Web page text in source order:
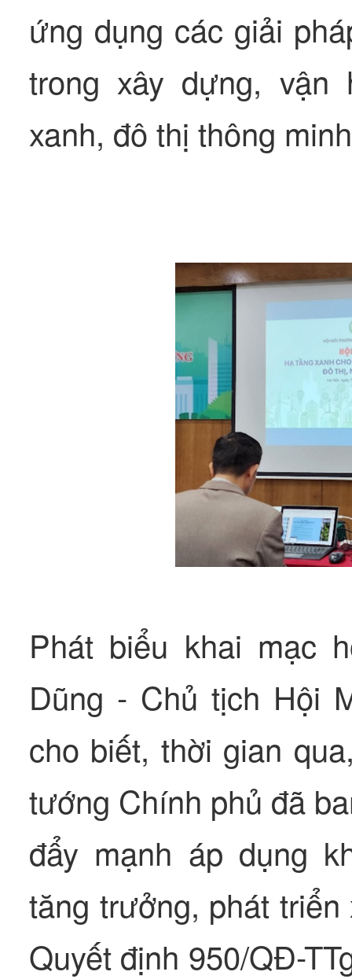
ứng dụng các giải
trong xây dựng, vận
xanh, đô thị thông
Phát biểu khai mạc
Dũng - Chủ tịch Hội
cho biết, thời gian
tướng Chính phủ đã
đẩy mạnh áp dụng
tăng trưởng, phát
Quyết định 950/QĐ-